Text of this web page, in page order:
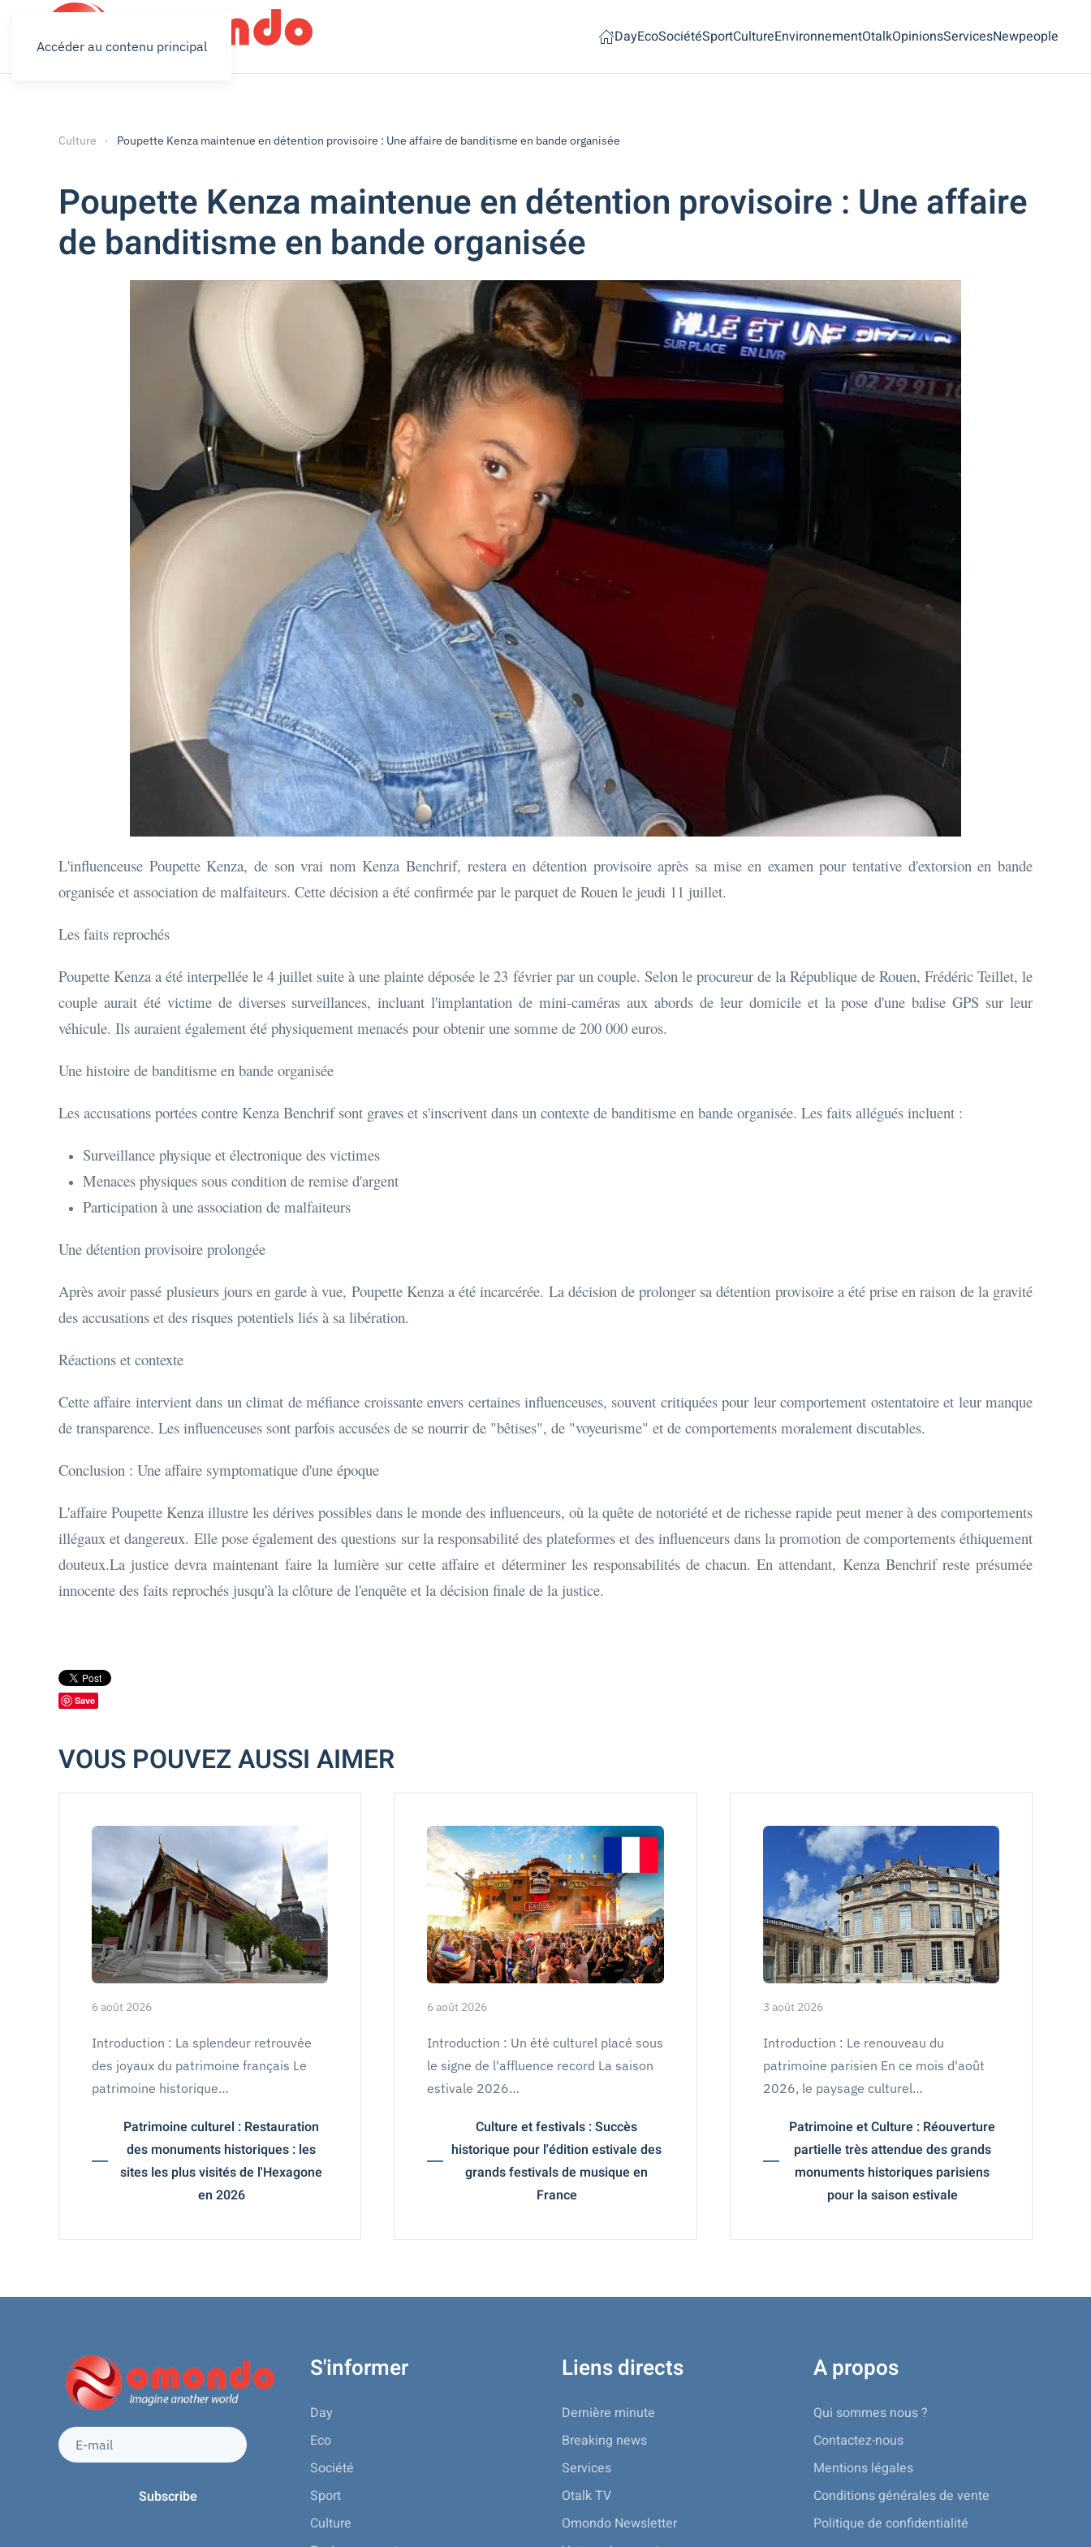
Accéder au contenu principal DayEcoSociétéSportCultureEnvironnementOtalkOpinionsServicesNewpeople
Culture Poupette Kenza maintenue en détention provisoire : Une affaire de banditisme en bande organisée
Poupette Kenza maintenue en détention provisoire : Une affaire
de banditisme en bande organisée
L'influenceuse Poupette Kenza, de son vrai nom Kenza Benchrif, restera en détention provisoire après sa mise en examen pour tentative d'extorsion en bande
organisée et association de malfaiteurs. Cette décision a été confirmée par le parquet de Rouen le jeudi 11 juillet.
Les faits reprochés
Poupette Kenza a été interpellée le 4 juillet suite à une plainte déposée le 23 février par un couple. Selon le procureur de la République de Rouen, Frédéric Teillet, le
couple aurait été victime de diverses surveillances, incluant l'implantation de mini-caméras aux abords de leur domicile et la pose d'une balise GPS sur leur
véhicule. Ils auraient également été physiquement menacés pour obtenir une somme de 200 000 euros.
Une histoire de banditisme en bande organisée
Les accusations portées contre Kenza Benchrif sont graves et s'inscrivent dans un contexte de banditisme en bande organisée. Les faits allégués incluent :
Surveillance physique et électronique des victimes
Menaces physiques sous condition de remise d'argent
Participation à une association de malfaiteurs
Une détention provisoire prolongée
Après avoir passé plusieurs jours en garde à vue, Poupette Kenza a été incarcérée. La décision de prolonger sa détention provisoire a été prise en raison de la gravité
des accusations et des risques potentiels liés à sa libération.
Réactions et contexte
Cette affaire intervient dans un climat de méfiance croissante envers certaines influenceuses, souvent critiquées pour leur comportement ostentatoire et leur manque
de transparence. Les influenceuses sont parfois accusées de se nourrir de "bêtises", de "voyeurisme" et de comportements moralement discutables.
Conclusion : Une affaire symptomatique d'une époque
L'affaire Poupette Kenza illustre les dérives possibles dans le monde des influenceurs, où la quête de notoriété et de richesse rapide peut mener à des comportements
illégaux et dangereux. Elle pose également des questions sur la responsabilité des plateformes et des influenceurs dans la promotion de comportements éthiquement
douteux.La justice devra maintenant faire la lumière sur cette affaire et déterminer les responsabilités de chacun. En attendant, Kenza Benchrif reste présumée
innocente des faits reprochés jusqu'à la clôture de l'enquête et la décision finale de la justice.
Save
VOUS POUVEZ AUSSI AIMER
6 août 2026
Introduction : La splendeur retrouvée
des joyaux du patrimoine français Le
patrimoine historique…
Patrimoine culturel : Restauration
des monuments historiques : les
sites les plus visités de l'Hexagone
en 2026
6 août 2026
Introduction : Un été culturel placé sous
le signe de l'affluence record La saison
estivale 2026…
Culture et festivals : Succès
historique pour l'édition estivale des
grands festivals de musique en
France
3 août 2026
Introduction : Le renouveau du
patrimoine parisien En ce mois d'août
2026, le paysage culturel…
Patrimoine et Culture : Réouverture
partielle très attendue des grands
monuments historiques parisiens
pour la saison estivale
S'informer
Day
Eco
Société
Sport
Culture
Liens directs
Dernière minute
Breaking news
Services
Otalk TV
Omondo Newsletter
A propos
Qui sommes nous ?
Contactez-nous
Mentions légales
Conditions générales de vente
Politique de confidentialité